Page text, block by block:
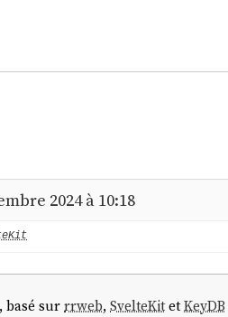
2024 à 10:18
, basé surrrweb,SvelteKitetKeyDB